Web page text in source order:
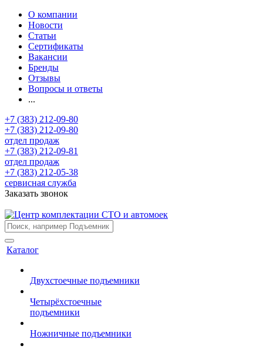
О компании
Новости
Статьи
Сертификаты
Вакансии
Бренды
Отзывы
Вопросы и ответы
...
+7 (383) 212-09-80
+7 (383) 212-09-80
отдел продаж
+7 (383) 212-09-81
отдел продаж
+7 (383) 212-05-38
сервисная служба
Заказать звонок
Каталог
Двухстоечные подъемники
Четырёхстоечные
подъемники
Ножничные подъемники